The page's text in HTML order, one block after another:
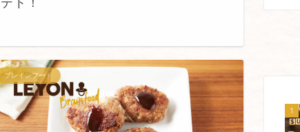
テト！
ブレインフード
1